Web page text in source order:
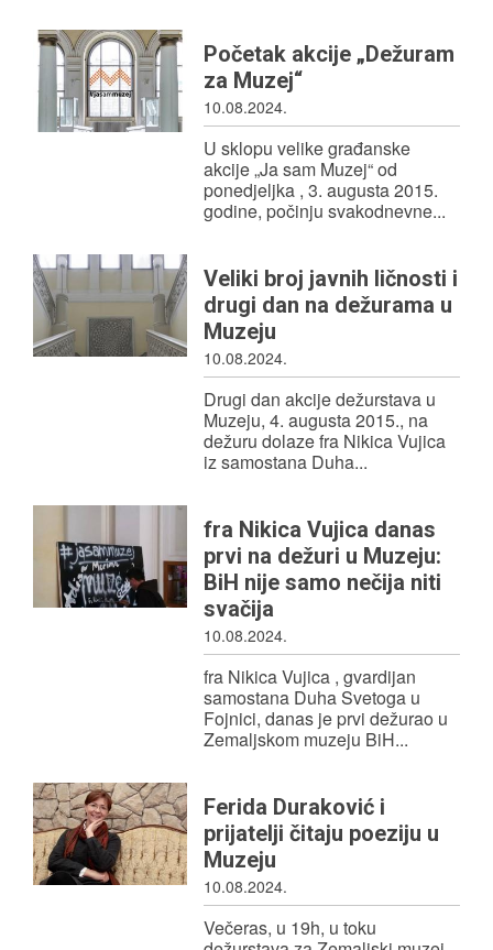
Početak akcije „Dežuram
za Muzej“
10.08.2024.
U sklopu velike građanske
akcije „Ja sam Muzej“ od
ponedjeljka , 3. augusta 2015.
godine, počinju svakodnevne...
Veliki broj javnih ličnosti i
drugi dan na dežurama u
Muzeju
10.08.2024.
Drugi dan akcije dežurstava u
Muzeju, 4. augusta 2015., na
dežuru dolaze fra Nikica Vujica
iz samostana Duha...
fra Nikica Vujica danas
prvi na dežuri u Muzeju:
BiH nije samo nečija niti
svačija
10.08.2024.
fra Nikica Vujica , gvardijan
samostana Duha Svetoga u
Fojnici, danas je prvi dežurao u
Zemaljskom muzeju BiH...
Ferida Duraković i
prijatelji čitaju poeziju u
Muzeju
10.08.2024.
Večeras, u 19h, u toku